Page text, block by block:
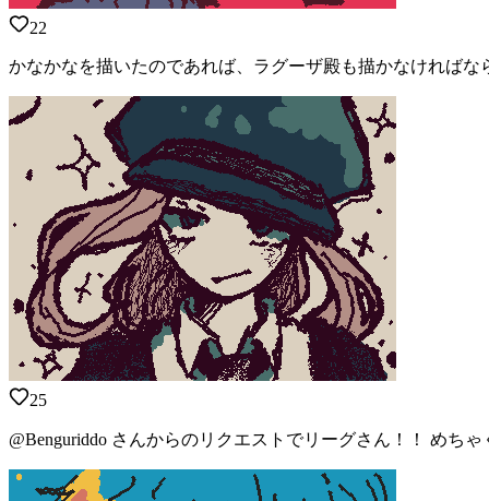
22
かなかなを描いたのであれば、ラグーザ殿も描かなければな
25
@Benguriddo さんからのリクエストでリーグさん！！ めち